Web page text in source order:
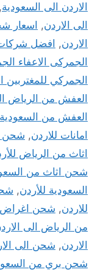
الاردن الى السعودية,
الى الاردن, اسعار
الاردن, افضل شركات
الجمركى الاعفاء
الجمركي للمغتربين
العفش من الرياض
العفش من السعودية
امانات للاردن, شحن
اثاث من الرياض
شحن اثاث من
السعودية للأردن,
للاردن, شحن اغراض
من الرياض الى
الاردن, شحن الى
شحن بري من